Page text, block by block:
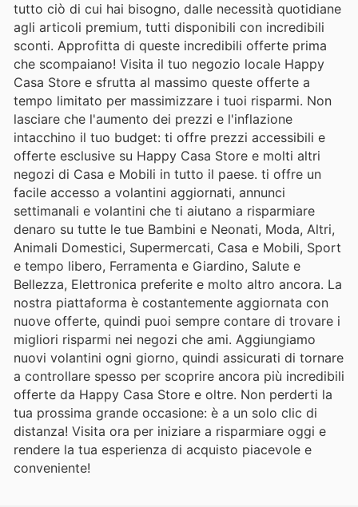
tutto ciò di cui hai bisogno, dalle necessità quotidiane
agli articoli premium, tutti disponibili con incredibili
sconti. Approfitta di queste incredibili offerte prima
che scompaiano! Visita il tuo negozio locale Happy
Casa Store e sfrutta al massimo queste offerte a
tempo limitato per massimizzare i tuoi risparmi. Non
lasciare che l'aumento dei prezzi e l'inflazione
intacchino il tuo budget: ti offre prezzi accessibili e
offerte esclusive su Happy Casa Store e molti altri
negozi di Casa e Mobili in tutto il paese. ti offre un
facile accesso a volantini aggiornati, annunci
settimanali e volantini che ti aiutano a risparmiare
denaro su tutte le tue Bambini e Neonati, Moda, Altri,
Animali Domestici, Supermercati, Casa e Mobili, Sport
e tempo libero, Ferramenta e Giardino, Salute e
Bellezza, Elettronica preferite e molto altro ancora. La
nostra piattaforma è costantemente aggiornata con
nuove offerte, quindi puoi sempre contare di trovare i
migliori risparmi nei negozi che ami. Aggiungiamo
nuovi volantini ogni giorno, quindi assicurati di tornare
a controllare spesso per scoprire ancora più incredibili
offerte da Happy Casa Store e oltre. Non perderti la
tua prossima grande occasione: è a un solo clic di
distanza! Visita ora per iniziare a risparmiare oggi e
rendere la tua esperienza di acquisto piacevole e
conveniente!